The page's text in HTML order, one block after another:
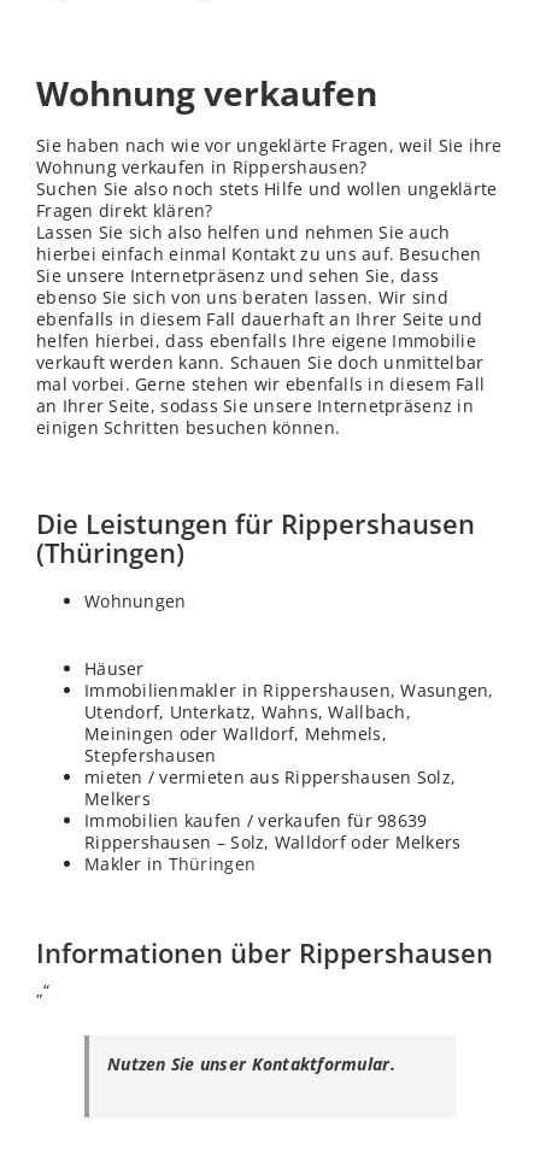
Wohnung verkaufen
Sie haben nach wie vor ungeklärte Fragen, weil Sie ihre
Wohnung verkaufen in Rippershausen?
Suchen Sie also noch stets Hilfe und wollen ungeklärte
Fragen direkt klären?
Lassen Sie sich also helfen und nehmen Sie auch
hierbei einfach einmal Kontakt zu uns auf. Besuchen
Sie unsere Internetpräsenz und sehen Sie, dass
ebenso Sie sich von uns beraten lassen. Wir sind
ebenfalls in diesem Fall dauerhaft an Ihrer Seite und
helfen hierbei, dass ebenfalls Ihre eigene Immobilie
verkauft werden kann. Schauen Sie doch unmittelbar
mal vorbei. Gerne stehen wir ebenfalls in diesem Fall
an Ihrer Seite, sodass Sie unsere Internetpräsenz in
einigen Schritten besuchen können.
Die Leistungen für Rippershausen
(Thüringen)
Wohnungen
Häuser
Immobilienmakler in Rippershausen, Wasungen,
Utendorf, Unterkatz, Wahns, Wallbach,
Meiningen oder Walldorf, Mehmels,
Stepfershausen
mieten / vermieten aus Rippershausen Solz,
Melkers
Immobilien kaufen / verkaufen für 98639
Rippershausen – Solz, Walldorf oder Melkers
Makler in Thüringen
Informationen über Rippershausen
„“
Nutzen Sie unser Kontaktformular.